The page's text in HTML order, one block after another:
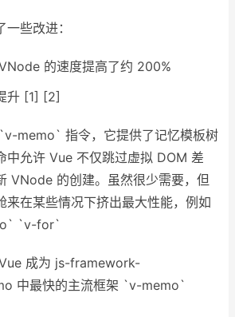
些改进：
的速度提高了约 200%
升 [1] [2]
v-memo` 指令，它提供了记忆模板树
中允许 Vue 不仅跳过虚拟 DOM 差
VNode 的创建。虽然很少需要，但
来在某些情况下挤出最大性能，例如
` `v-for`
成为 js-framework-
中最快的主流框架 `v-memo`